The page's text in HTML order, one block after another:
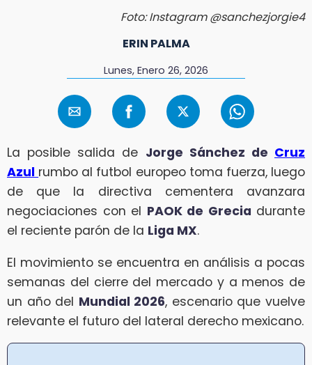
Foto: Instagram @sanchezjorgie4
ERIN PALMA
Lunes, Enero 26, 2026
La posible salida de Jorge Sánchez de Cruz
Azul rumbo al futbol europeo toma fuerza, luego
de que la directiva cementera avanzara
negociaciones con el PAOK de Grecia durante
el reciente parón de la Liga MX.
El movimiento se encuentra en análisis a pocas
semanas del cierre del mercado y a menos de
un año del Mundial 2026, escenario que vuelve
relevante el futuro del lateral derecho mexicano.